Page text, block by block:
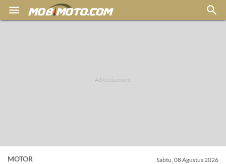
 
MOTOR Sabtu, 08 Agustus 2026